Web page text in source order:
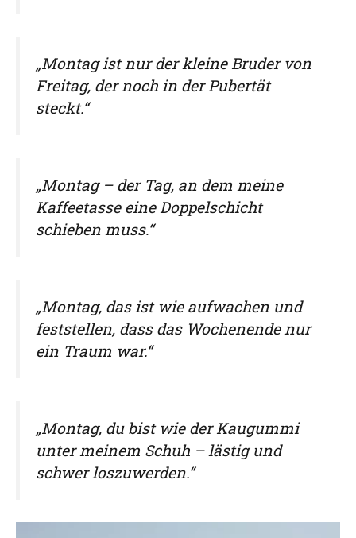
„Montag ist nur der kleine Bruder von
Freitag, der noch in der Pubertät
steckt.“
„Montag – der Tag, an dem meine
Kaffeetasse eine Doppelschicht
schieben muss.“
„Montag, das ist wie aufwachen und
feststellen, dass das Wochenende nur
ein Traum war.“
„Montag, du bist wie der Kaugummi
unter meinem Schuh – lästig und
schwer loszuwerden.“